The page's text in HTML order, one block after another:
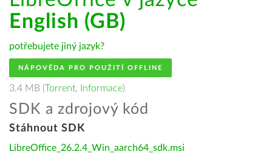
English (GB)
potřebujete jiný jazyk?
NÁPOVĚDA PRO POUŽITÍ OFFLINE
3.4 MB (Torrent, Informace)
SDK a zdrojový kód
Stáhnout SDK
LibreOffice_26.2.4_Win_aarch64_sdk.msi